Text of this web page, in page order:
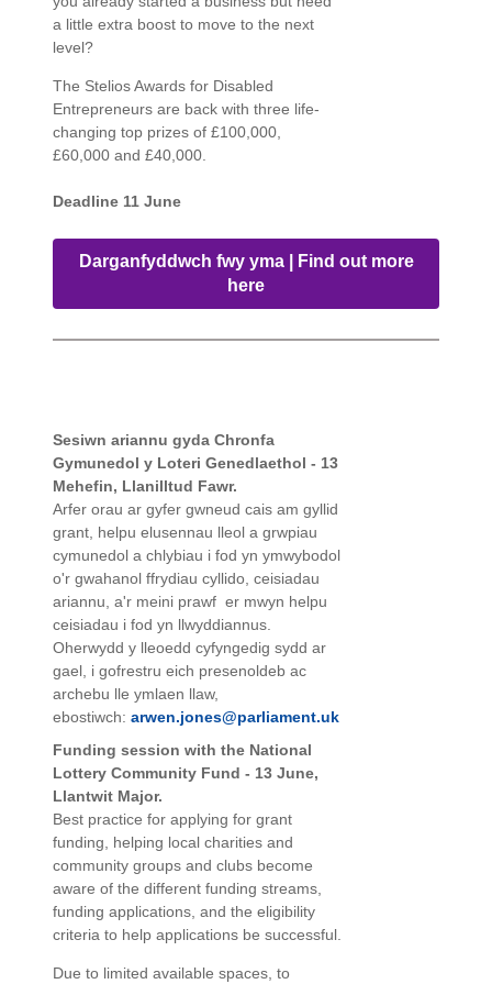
a little extra boost to move to the next
level?
The Stelios Awards for Disabled
Entrepreneurs are back with three life-
changing top prizes of £100,000,
£60,000 and £40,000.
Deadline 11 June
Darganfyddwch fwy yma | Find out more
here
Sesiwn ariannu gyda Chronfa
Gymunedol y Loteri Genedlaethol - 13
Mehefin, Llanilltud Fawr.
Arfer orau ar gyfer gwneud cais am gyllid
grant, helpu elusennau lleol a grwpiau
cymunedol a chlybiau i fod yn ymwybodol
o'r gwahanol ffrydiau cyllido, ceisiadau
ariannu, a'r meini prawf er mwyn helpu
ceisiadau i fod yn llwyddiannus.
Oherwydd y lleoedd cyfyngedig sydd ar
gael, i gofrestru eich presenoldeb ac
archebu lle ymlaen llaw,
ebostiwch: arwen.jones@parliament.uk
Funding session with the National
Lottery Community Fund - 13 June,
Llantwit Major.
Best practice for applying for grant
funding, helping local charities and
community groups and clubs become
aware of the different funding streams,
funding applications, and the eligibility
criteria to help applications be successful.
Due to limited available spaces, to